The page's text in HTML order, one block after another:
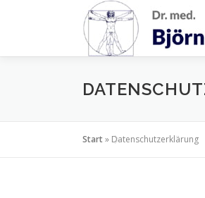
springen
Start» Datenschutzerklärung